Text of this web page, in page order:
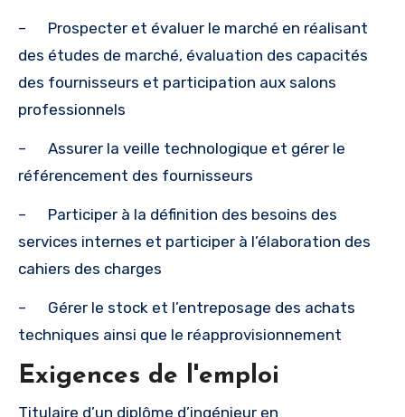
– Prospecter et évaluer le marché en réalisant
des études de marché, évaluation des capacités
des fournisseurs et participation aux salons
professionnels
– Assurer la veille technologique et gérer le
référencement des fournisseurs
– Participer à la définition des besoins des
services internes et participer à l’élaboration des
cahiers des charges
– Gérer le stock et l’entreposage des achats
techniques ainsi que le réapprovisionnement
Exigences de l'emploi
Titulaire d’un diplôme d’ingénieur en